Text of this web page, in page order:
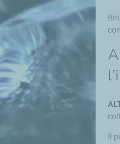
Il